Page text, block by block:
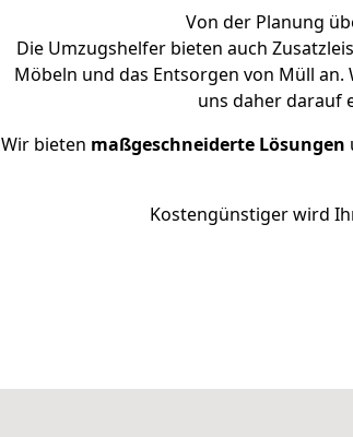
Von der Planung
Die Umzugshelfer bieten auch
Möbeln und das Entsorgen von Müll
uns daher darauf
Wir bieten maßgeschneiderte Lösungen
Kostengünstiger wird